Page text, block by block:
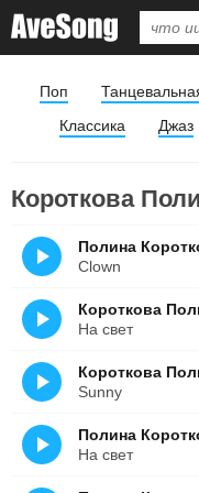
Поп
Классика
Джаз
Короткова
Полина
Clown
Короткова
На свет
Короткова
Sunny
Полина
На свет